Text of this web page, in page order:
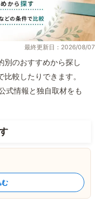
最終更新日：2026/08/07
別のおすすめから探し
較したりできます。
式情報と独自取材をも